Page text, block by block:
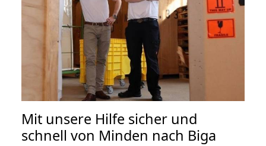
Mit unsere Hilfe sicher und
schnell von Minden nach Biga